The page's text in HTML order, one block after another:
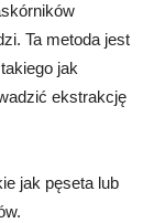
Ta metoda jest
jak
ekstrakcję
jak pęseta lub